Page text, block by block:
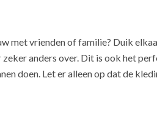
met vrienden of familie? Duik
anders over. Dit is ook het
doen. Let er alleen op dat de